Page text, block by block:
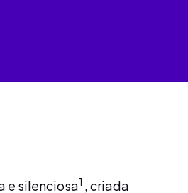
e silenciosa1 , criada